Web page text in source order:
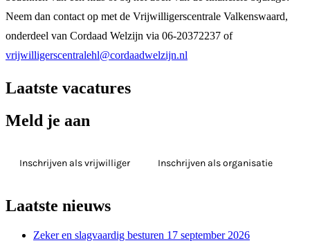
Neem dan contact op met de Vrijwilligerscentrale Valkenswaard,
onderdeel van Cordaad Welzijn via 06-20372237 of
vrijwilligerscentralehl@cordaadwelzijn.nl
Laatste vacatures
Meld je aan
Inschrijven als vrijwilliger Inschrijven als organisatie
Laatste nieuws
Zeker en slagvaardig besturen 17 september 2026